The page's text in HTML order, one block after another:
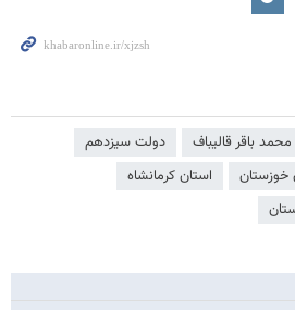
محمد باقر قالیباف
دولت سیزدهم
خوزستان
استان کرمانشاه